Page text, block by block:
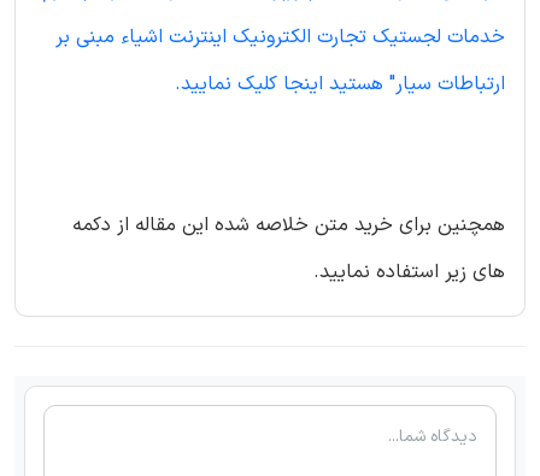
خدمات لجستیک تجارت الکترونیک اینترنت اشیاء مبنی بر
ارتباطات سیار" هستید اینجا کلیک نمایید.
همچنین برای خرید متن خلاصه شده این مقاله از دکمه
های زیر استفاده نمایید.